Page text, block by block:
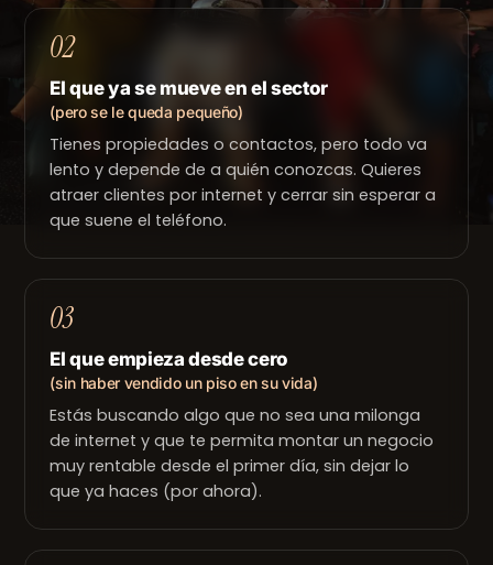
02
El que ya se mueve en el sector
(pero se le queda pequeño)
Tienes propiedades o contactos, pero todo va
lento y depende de a quién conozcas. Quieres
atraer clientes por internet y cerrar sin esperar a
que suene el teléfono.
03
El que empieza desde cero
(sin haber vendido un piso en su vida)
Estás buscando algo que no sea una milonga
de internet y que te permita montar un negocio
muy rentable desde el primer día, sin dejar lo
que ya haces (por ahora).